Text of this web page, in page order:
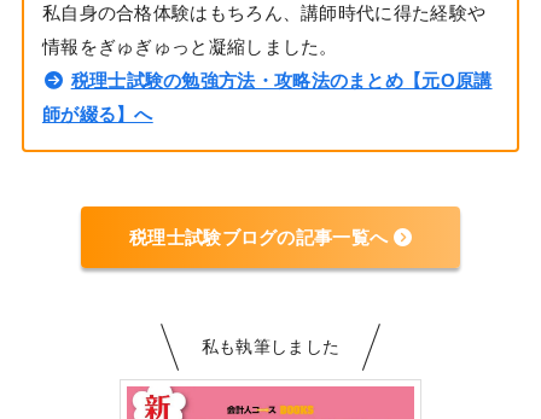
私自身の合格体験はもちろん、講師時代に得た経験や
情報をぎゅぎゅっと凝縮しました。
税理士試験の勉強方法・攻略法のまとめ【元O原講
師が綴る】へ
税理士試験ブログの記事一覧へ
私も執筆しました